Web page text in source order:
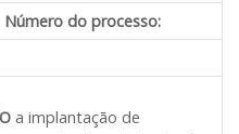
Número do processo:
a implantação de